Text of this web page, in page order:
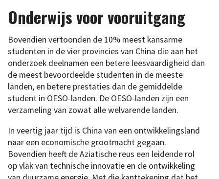
Onderwijs voor vooruitgang
Bovendien vertoonden de 10% meest kansarme
studenten in de vier provincies van China die aan het
onderzoek deelnamen een betere leesvaardigheid dan
de meest bevoordeelde studenten in de meeste
landen, en betere prestaties dan de gemiddelde
student in OESO-landen. De OESO-landen zijn een
verzameling van zowat alle welvarende landen.
In veertig jaar tijd is China van een ontwikkelingsland
naar een economische grootmacht gegaan.
Bovendien heeft de Aziatische reus een leidende rol
op vlak van technische innovatie en de ontwikkeling